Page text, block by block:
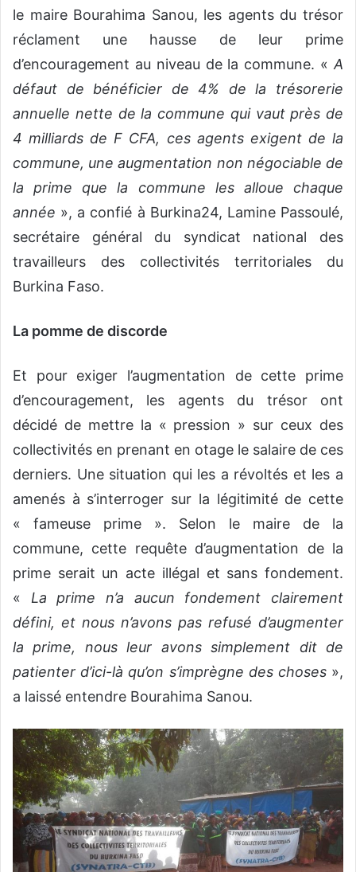
le maire Bourahima Sanou, les agents du trésor
réclament une hausse de leur prime
d’encouragement au niveau de la commune. « A
défaut de bénéficier de 4% de la trésorerie
annuelle nette de la commune qui vaut près de
4 milliards de F CFA, ces agents exigent de la
commune, une augmentation non négociable de
la prime que la commune les alloue chaque
année », a confié à Burkina24, Lamine Passoulé,
secrétaire général du syndicat national des
travailleurs des collectivités territoriales du
Burkina Faso.
La pomme de discorde
Et pour exiger l’augmentation de cette prime
d’encouragement, les agents du trésor ont
décidé de mettre la « pression » sur ceux des
collectivités en prenant en otage le salaire de ces
derniers. Une situation qui les a révoltés et les a
amenés à s’interroger sur la légitimité de cette
« fameuse prime ». Selon le maire de la
commune, cette requête d’augmentation de la
prime serait un acte illégal et sans fondement.
« La prime n’a aucun fondement clairement
défini, et nous n’avons pas refusé d’augmenter
la prime, nous leur avons simplement dit de
patienter d’ici-là qu’on s’imprègne des choses»,
a laissé entendre Bourahima Sanou.